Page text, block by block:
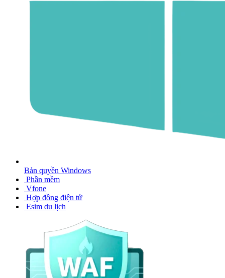
Bản quyền Windows
Phần mềm
Vfone
Hợp đồng điện tử
Esim du lịch